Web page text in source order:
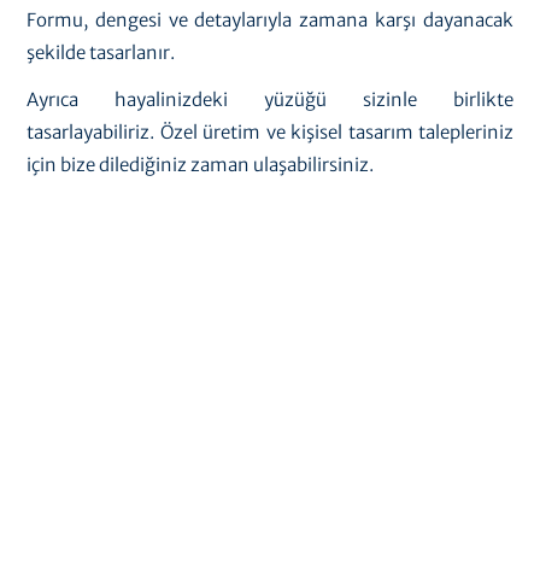
Formu, dengesi ve detaylarıyla zamana karşı dayanacak
şekilde tasarlanır.
Ayrıca hayalinizdeki yüzüğü sizinle birlikte
tasarlayabiliriz. Özel üretim ve kişisel tasarım talepleriniz
için bize dilediğiniz zaman ulaşabilirsiniz.